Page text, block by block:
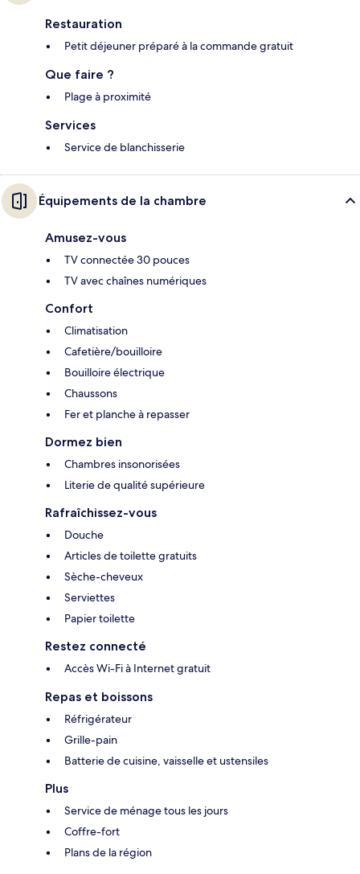
Restauration
Petit déjeuner préparé à la commande gratuit
Que faire ?
Plage à proximité
Services
Service de blanchisserie
Équipements de la chambre
Amusez-vous
TV connectée 30 pouces
TV avec chaînes numériques
Confort
Climatisation
Cafetière/bouilloire
Bouilloire électrique
Chaussons
Fer et planche à repasser
Dormez bien
Chambres insonorisées
Literie de qualité supérieure
Rafraîchissez-vous
Douche
Articles de toilette gratuits
Sèche-cheveux
Serviettes
Papier toilette
Restez connecté
Accès Wi-Fi à Internet gratuit
Repas et boissons
Réfrigérateur
Grille-pain
Batterie de cuisine, vaisselle et ustensiles
Plus
Service de ménage tous les jours
Coffre-fort
Plans de la région